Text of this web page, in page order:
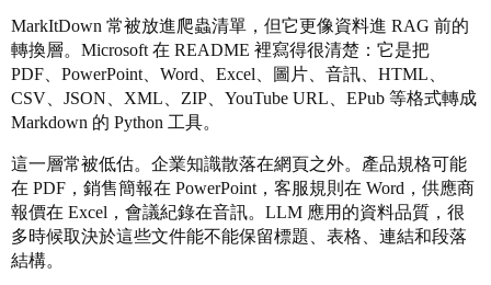
MarkItDown 常被放進爬蟲清單，但它更像資料進 RAG 前的
轉換層。Microsoft 在 README 裡寫得很清楚：它是把
PDF、PowerPoint、Word、Excel、圖片、音訊、HTML、
CSV、JSON、XML、ZIP、YouTube URL、EPub 等格式轉成
Markdown 的 Python 工具。
這一層常被低估。企業知識散落在網頁之外。產品規格可能
在 PDF，銷售簡報在 PowerPoint，客服規則在 Word，供應商
報價在 Excel，會議紀錄在音訊。LLM 應用的資料品質，很
多時候取決於這些文件能不能保留標題、表格、連結和段落
結構。